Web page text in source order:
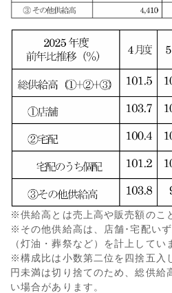
※供給高とは売上高や販売額のこ
※その他供給高は、店舗･宅配い
（灯油・葬祭など）を計上してい
※構成比は小数第二位を四捨五入
円未満は切り捨てのため、総供給
い場合があります。